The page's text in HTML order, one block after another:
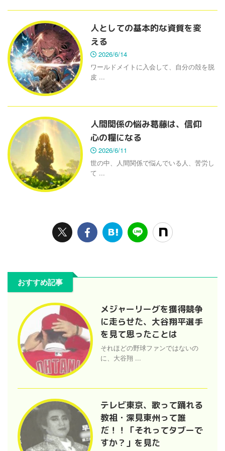
人としての基本的な資質を変
える
2026/6/14
ワールドメイトに入会して、自分の殻を脱
皮 ...
人間関係の悩み葛藤は、信仰
心の糧になる
2026/6/11
世の中、人間関係で悩んでいる人、苦労し
て ...
おすすめ記事
メジャーリーグを獲得競争
に走らせた、大谷翔平選手
を見て思ったことは
それほどの野球ファンではないの
に、大谷翔 ...
テレビ東京、歌って踊れる
教祖・深見東州って誰
だ！！「それってタブーで
すか？」を見た